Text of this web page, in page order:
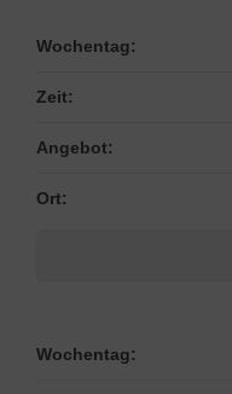
Wochentag:
Zeit:
Angebot:
Ort:
Wochentag: